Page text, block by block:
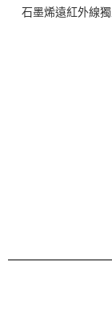
石墨烯遠紅外線